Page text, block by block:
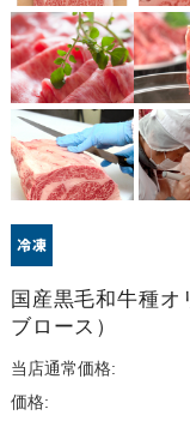
国産黒毛和牛種オ
ブロース）
当店通常価格:
価格: